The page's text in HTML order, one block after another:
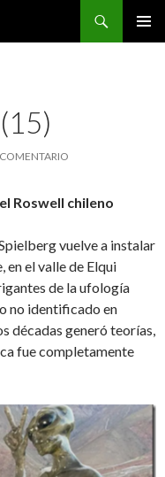
Roswell chileno
vuelve a instalar
el valle de Elqui
de la ufología
no identificado en
décadas generó teorías,
fue completamente